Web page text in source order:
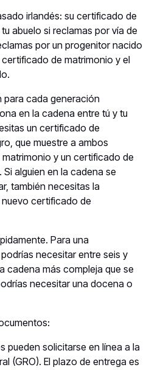
irlandés: su certificado de
abuelo si reclamas por vía de
por un progenitor nacido
de matrimonio y el
cada generación
en la cadena entre tú y tu
un certificado de
que muestre a ambos
y un certificado de
alguien en la cadena se
también necesitas la
certificado de
Para una
necesitar entre seis y
cadena más compleja que se
necesitar una docena o
pueden solicitarse en línea a la
(GRO). El plazo de entrega es